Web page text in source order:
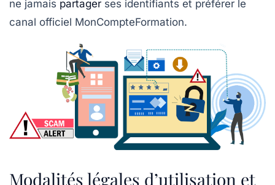
ne jamais partager ses identifiants et préférer le
canal officiel MonCompteFormation.
Modalités légales d’utilisation et